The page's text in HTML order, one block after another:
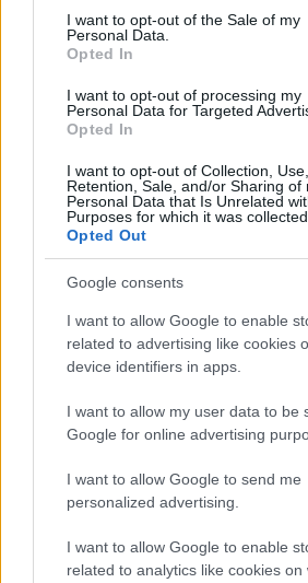
consent section.
I want to opt-out of the Sale of my
Personal Data.
Opted In
I want to opt-out of processing my
Personal Data for Targeted
Opted In
I want to opt-out of Collection, Use,
Retention, Sale, and/or Sharing of
Personal Data that Is Unrelated
Purposes for which it was collected.
Opted Out
Google consents
I want to allow Google to enable
related to advertising like cookies
device identifiers in apps.
I want to allow my user data to be
Google for online advertising
I want to allow Google to send me
personalized advertising.
I want to allow Google to enable
related to analytics like cookies on
2026.08.07. Horváth Zsolt
Györfi Mihály több tucat
a kerékpárgyár dolgozóinak
Rövid idő alatt számos vállalkozás
bezárása...